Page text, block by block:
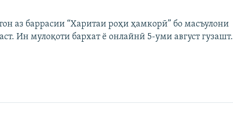
аз баррасии “Харитаи роҳи ҳамкорӣ” бо масъулони
Ин мулоқоти бархат ё онлайнӣ 5-уми август гузашт.